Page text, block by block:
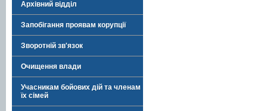
Архівний відділ
Запобігання проявам корупції
Зворотній зв'язок
Очищення влади
Учасникам бойових дій та членам
їх сімей